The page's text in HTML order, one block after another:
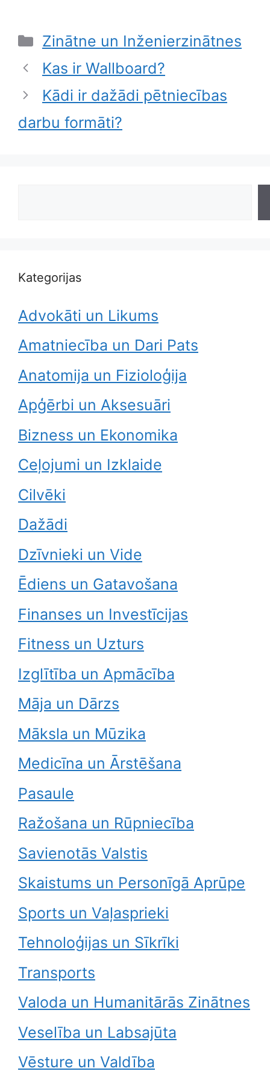
Categories
Zinātne un Inženierzinātnes
Kas ir Wallboard?
Kādi ir dažādi pētniecības
darbu formāti?
Kategorijas
Advokāti un Likums
Amatniecība un Dari Pats
Anatomija un Fizioloģija
Apģērbi un Aksesuāri
Bizness un Ekonomika
Ceļojumi un Izklaide
Cilvēki
Dažādi
Dzīvnieki un Vide
Ēdiens un Gatavošana
Finanses un Investīcijas
Fitness un Uzturs
Izglītība un Apmācība
Māja un Dārzs
Māksla un Mūzika
Medicīna un Ārstēšana
Pasaule
Ražošana un Rūpniecība
Savienotās Valstis
Skaistums un Personīgā Aprūpe
Sports un Vaļasprieki
Tehnoloģijas un Sīkrīki
Transports
Valoda un Humanitārās Zinātnes
Veselība un Labsajūta
Vēsture un Valdība